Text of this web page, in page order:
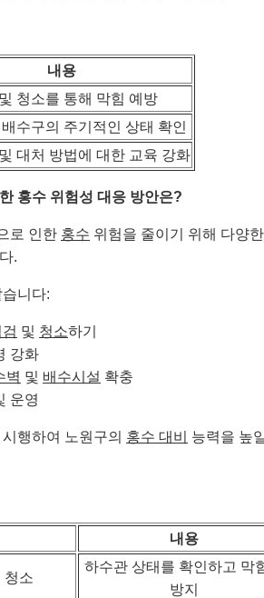
내용
청소를 통해 막힘 예방
수구의 주기적인 상태 확인
대처 방법에 대한 교육 강화
홍수 위험성 대응 방안은?
로 인한 홍수 위험을 줄이기 위해 다양
.
니다:
및 청소하기
강화
벽 및 배수시설 확충
운영
행하여 노원구의 홍수 대비
능력을 높
내용
청소
하수관 상태를 확인하고 막
방지